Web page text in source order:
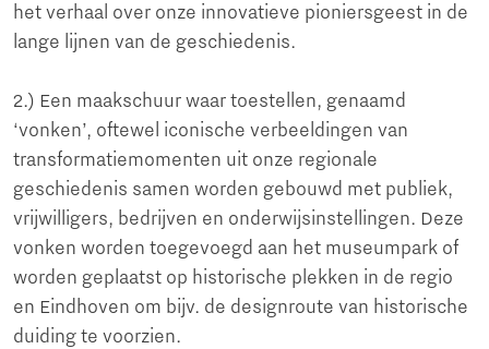
het verhaal over onze innovatieve pioniersgeest in de
lange lijnen van de geschiedenis.
2.) Een maakschuur waar toestellen, genaamd
‘vonken’, oftewel iconische verbeeldingen van
transformatiemomenten uit onze regionale
geschiedenis samen worden gebouwd met publiek,
vrijwilligers, bedrijven en onderwijsinstellingen. Deze
vonken worden toegevoegd aan het museumpark of
worden geplaatst op historische plekken in de regio
en Eindhoven om bijv. de designroute van historische
duiding te voorzien.